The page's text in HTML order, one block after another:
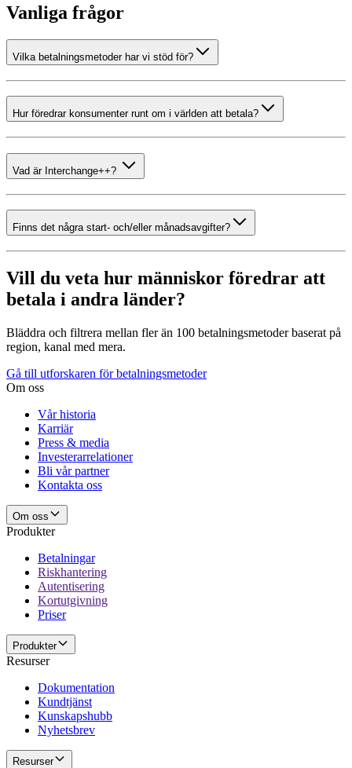
Vanliga frågor
Vilka betalningsmetoder har vi stöd för?
Hur föredrar konsumenter runt om i världen att betala?
Vad är Interchange++?
Finns det några start- och/eller månadsavgifter?
Vill du veta hur människor föredrar att
betala i andra länder?
Bläddra och filtrera mellan fler än 100 betalningsmetoder baserat på
region, kanal med mera.
Gå till utforskaren för betalningsmetoder
Om oss
Vår historia
Karriär
Press & media
Investerarrelationer
Bli vår partner
Kontakta oss
Om oss
Produkter
Betalningar
Riskhantering
Autentisering
Kortutgivning
Priser
Produkter
Resurser
Dokumentation
Kundtjänst
Kunskapshubb
Nyhetsbrev
Resurser